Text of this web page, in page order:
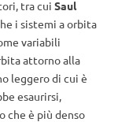
tra cui Saul
i sistemi a orbita
variabili
attorno alla
leggero di cui è
esaurirsi,
che è più denso